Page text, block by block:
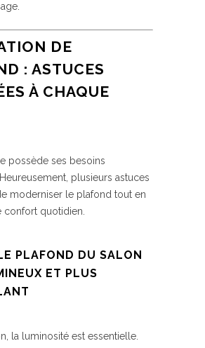
DE
: ASTUCES
À CHAQUE
possède ses besoins
plusieurs astuces
moderniser le plafond tout en
confort quotidien.
PLAFOND DU SALON
ET PLUS
la luminosité est essentielle.